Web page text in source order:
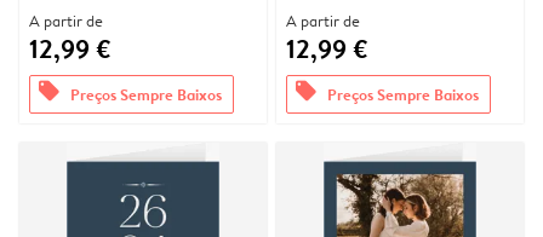
A partir de
12,99 €
offers Preços Sempre Baixos
A partir de
12,99 €
offers Preços Sempre Baixos